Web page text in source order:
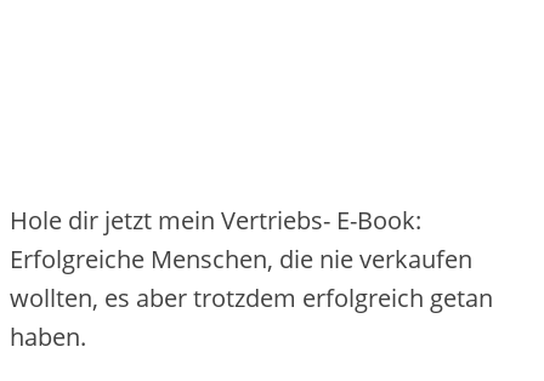
Hole dir jetzt mein Vertriebs- E-Book:
Erfolgreiche Menschen, die nie verkaufen
wollten, es aber trotzdem erfolgreich getan
haben.